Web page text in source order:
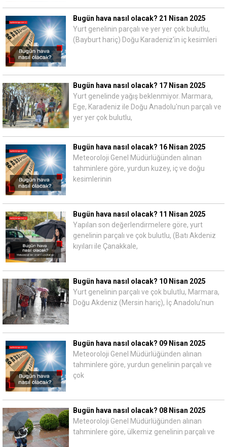
Bugün hava nasıl olacak? 21 Nisan 2025
Yurt genelinin parçalı ve yer yer çok bulutlu,
(Bayburt hariç) Doğu Karadeniz'in iç kesimleri
Bugün hava nasıl olacak? 17 Nisan 2025
Yurt genelinde yağış beklenmiyor. Marmara,
Ege, Karadeniz ile Doğu Anadolu'nun parçalı ve
yer yer çok bulutlu,
Bugün hava nasıl olacak? 16 Nisan 2025
Meteoroloji Genel Müdürlüğünden alınan
tahminlere göre, yurdun kuzey, iç ve doğu
kesimlerinin
Bugün hava nasıl olacak? 11 Nisan 2025
Yapılan son değerlendirmelere göre, yurt
genelinin parçalı ve çok bulutlu, (Batı Akdeniz
kıyıları ile Çanakkale,
Bugün hava nasıl olacak? 10 Nisan 2025
Yurt genelinin parçalı ve çok bulutlu, Marmara,
Doğu Akdeniz (Mersin hariç), İç Anadolu'nun
Bugün hava nasıl olacak? 09 Nisan 2025
Meteoroloji Genel Müdürlüğünden alınan
tahminlere göre, yurdun genelinin parçalı ve
çok
Bugün hava nasıl olacak? 08 Nisan 2025
Meteoroloji Genel Müdürlüğünden alınan
tahminlere göre, ülkemiz genelinin parçalı ve